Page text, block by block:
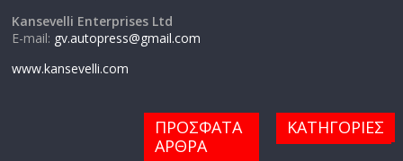
Kansevelli Enterprises Ltd
E-mail: gv.autopress@gmail.com
www.kansevelli.com
ΠΡΟΣΦΑΤΑ
ΑΡΘΡΑ
ΚΑΤΗΓΟΡΙΕΣ